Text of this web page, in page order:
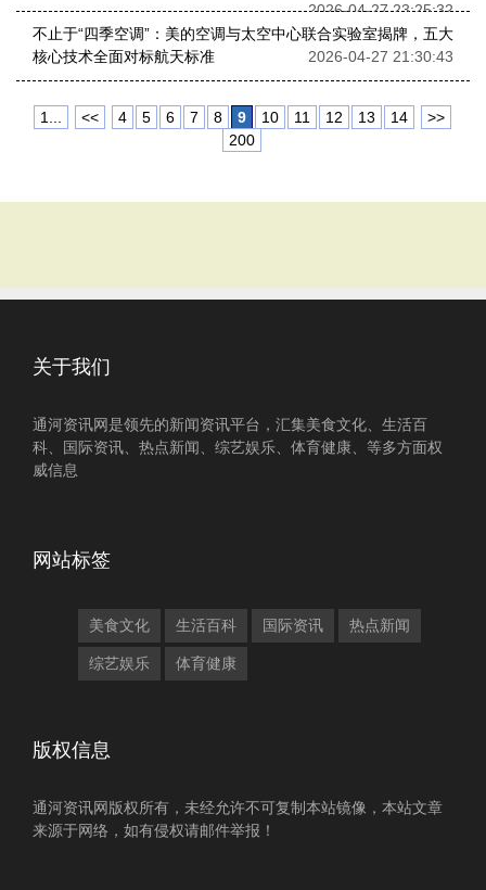
2026-04-27 23:25:32
不止于“四季空调”：美的空调与太空中心联合实验室揭牌，五大
核心技术全面对标航天标准
2026-04-27 21:30:43
1... << 4 5 6 7 8 9 10 11 12 13 14
>>
200
关于我们
通河资讯网是领先的新闻资讯平台，汇集美食文化、生活百
科、国际资讯、热点新闻、综艺娱乐、体育健康、等多方面权
威信息
网站标签
美食文化 生活百科 国际资讯 热点新闻
综艺娱乐 体育健康
版权信息
通河资讯网版权所有，未经允许不可复制本站镜像，本站文章
来源于网络，如有侵权请邮件举报！